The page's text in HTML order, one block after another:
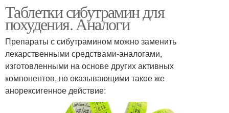
Таблетки сибутрамин для
похудения. Аналоги
Препараты с сибутрамином можно заменить
лекарственными средствами-аналогами,
изготовленными на основе других активных
компонентов, но оказывающими такое же
анорексигенное действие: